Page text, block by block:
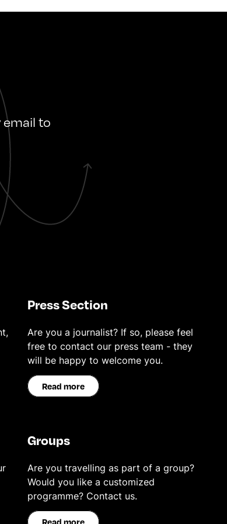
email to
Press Section
Are you a journalist? If so, please feel
free to contact our press team - they
will be happy to welcome you.
Read more
Groups
Are you travelling as part of a group?
Would you like a customized
programme? Contact us.
Read more